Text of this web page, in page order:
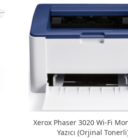
Xerox Phaser 3020 Wi-Fi
Yazıcı (Orjinal